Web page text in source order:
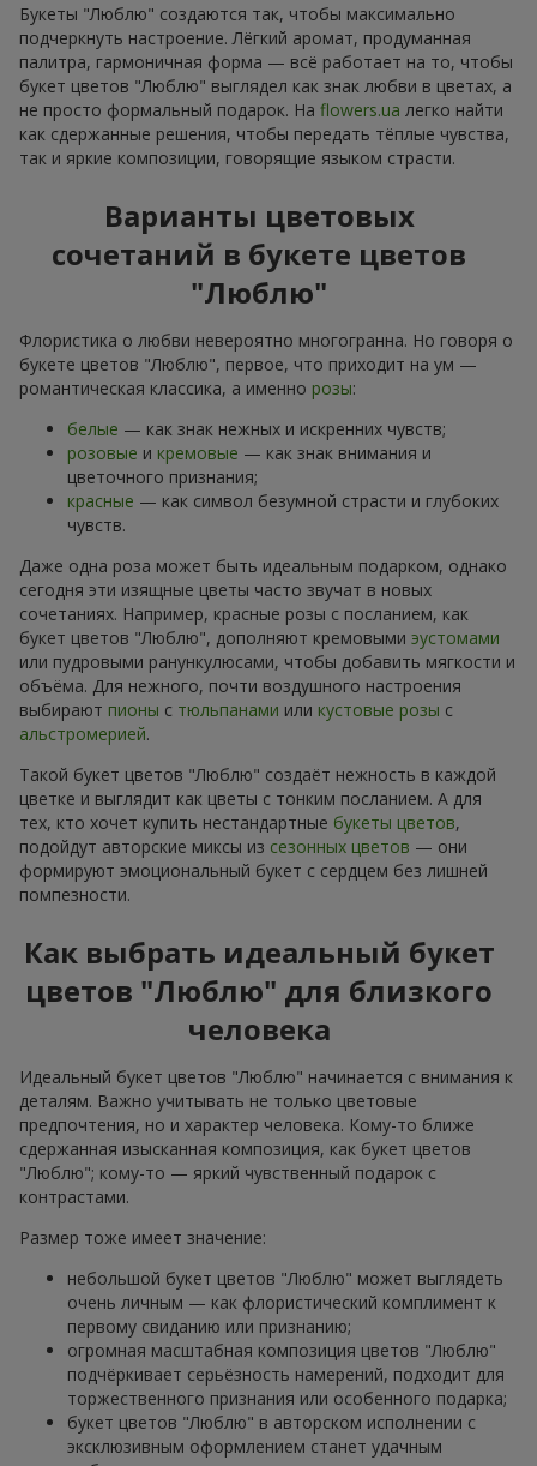
Букеты "Люблю" создаются так, чтобы максимально
подчеркнуть настроение. Лёгкий аромат, продуманная
палитра, гармоничная форма — всё работает на то, чтобы
букет цветов "Люблю" выглядел как знак любви в цветах, а
не просто формальный подарок. На flowers.ua легко найти
как сдержанные решения, чтобы передать тёплые чувства,
так и яркие композиции, говорящие языком страсти.
Варианты цветовых
сочетаний в букете цветов
"Люблю"
Флористика о любви невероятно многогранна. Но говоря о
букете цветов "Люблю", первое, что приходит на ум —
романтическая классика, а именно розы:
белые — как знак нежных и искренних чувств;
розовые и кремовые — как знак внимания и
цветочного признания;
красные — как символ безумной страсти и глубоких
чувств.
Даже одна роза может быть идеальным подарком, однако
сегодня эти изящные цветы часто звучат в новых
сочетаниях. Например, красные розы с посланием, как
букет цветов "Люблю", дополняют кремовыми эустомами
или пудровыми ранункулюсами, чтобы добавить мягкости и
объёма. Для нежного, почти воздушного настроения
выбирают пионы с тюльпанами или кустовые розы с
альстромерией.
Такой букет цветов "Люблю" создаёт нежность в каждой
цветке и выглядит как цветы с тонким посланием. А для
тех, кто хочет купить нестандартные букеты цветов,
подойдут авторские миксы из сезонных цветов — они
формируют эмоциональный букет с сердцем без лишней
помпезности.
Как выбрать идеальный букет
цветов "Люблю" для близкого
человека
Идеальный букет цветов "Люблю" начинается с внимания к
деталям. Важно учитывать не только цветовые
предпочтения, но и характер человека. Кому-то ближе
сдержанная изысканная композиция, как букет цветов
"Люблю"; кому-то — яркий чувственный подарок с
контрастами.
Размер тоже имеет значение:
небольшой букет цветов "Люблю" может выглядеть
очень личным — как флористический комплимент к
первому свиданию или признанию;
огромная масштабная композиция цветов "Люблю"
подчёркивает серьёзность намерений, подходит для
торжественного признания или особенного подарка;
букет цветов "Люблю" в авторском исполнении с
эксклюзивным оформлением станет удачным